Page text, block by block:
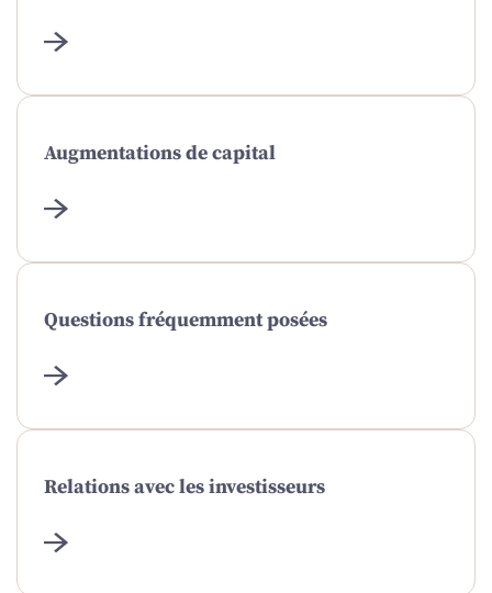
Augmentations de capital
Questions fréquemment posées
Relations avec les investisseurs